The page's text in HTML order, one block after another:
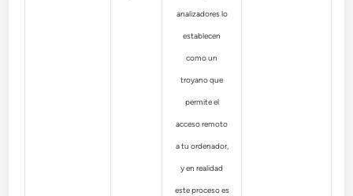
analizadores lo
establecen
como un
troyano que
permite el
acceso remoto
a tu ordenador,
y en realidad
este proceso es